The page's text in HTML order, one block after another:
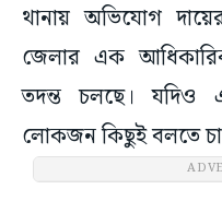
থানায় অভিযোগ
জেলার এক
তদন্ত চলছে। যদিও
লোকজন কিছুই বলতে